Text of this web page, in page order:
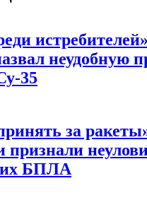
неудобную
35
за
признали
БПЛА